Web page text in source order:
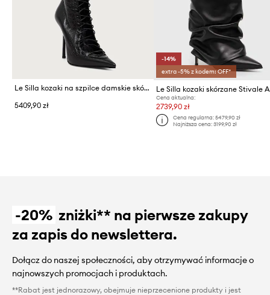
Le Silla kozaki na szpilce damskie skórzane Stivale Colette
5409,90 zł
-14%
extra -5% z kodem: OFF*
Le Silla kozaki skórzane Stivale
Cena aktualna:
2739,90 zł
Cena regularna: 5479,90 zł
Najniższa cena: 3199,90 zł
-20% zniżki** na pierwsze zakupy
za zapis do newslettera.
Dołącz do naszej społeczności, aby otrzymywać informacje o
najnowszych promocjach i produktach.
**Rabat jest jednorazowy, obejmuje nieprzecenione produkty i jest